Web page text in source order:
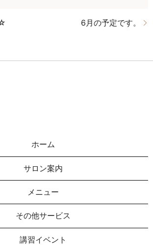
6月の予定です。
ホーム
サロン案内
メニュー
その他サービス
講習イベント